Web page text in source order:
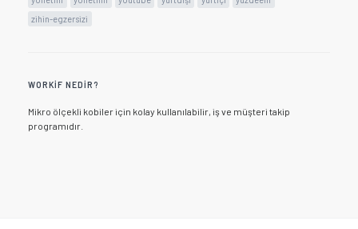
zihin-egzersizi
WORKIF NEDIR?
Mikro ölçekli kobiler için kolay kullanılabilir, iş ve müşteri takip
programıdır.